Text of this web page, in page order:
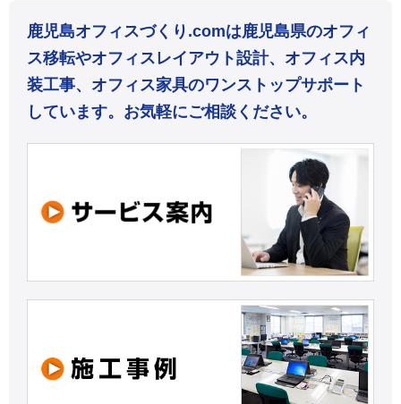
鹿児島オフィスづくり.comは鹿児島県のオフィ
ス移転やオフィスレイアウト設計、オフィス内
装工事、オフィス家具のワンストップサポート
しています。お気軽にご相談ください。